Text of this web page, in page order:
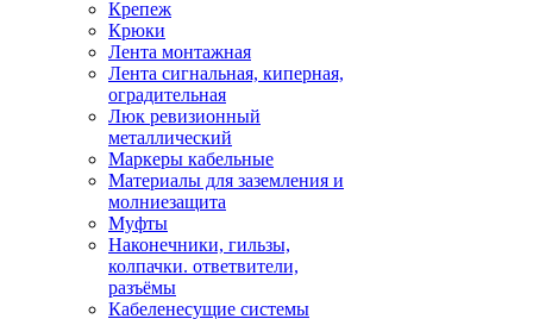
Крепеж
Крюки
Лента монтажная
Лента сигнальная, киперная,
оградительная
Люк ревизионный
металлический
Маркеры кабельные
Материалы для заземления и
молниезащита
Муфты
Наконечники, гильзы,
колпачки. ответвители,
разъёмы
Кабеленесущие системы